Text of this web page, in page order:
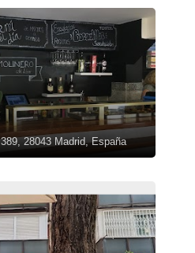
28043 Madrid, España